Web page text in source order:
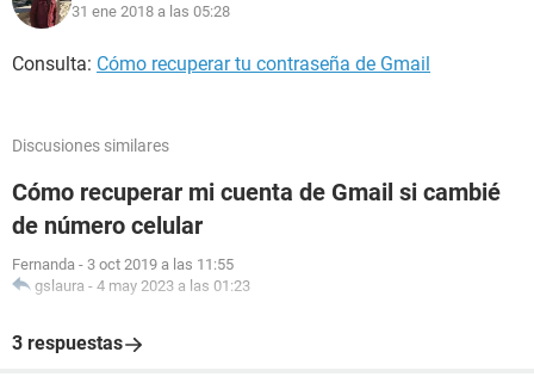
31 ene 2018 a las 05:28
Consulta: Cómo recuperar tu contraseña de Gmail
Discusiones similares
Cómo recuperar mi cuenta de Gmail si cambié
de número celular
Fernanda - 3 oct 2019 a las 11:55
gslaura - 4 may 2023 a las 01:23
3 respuestas